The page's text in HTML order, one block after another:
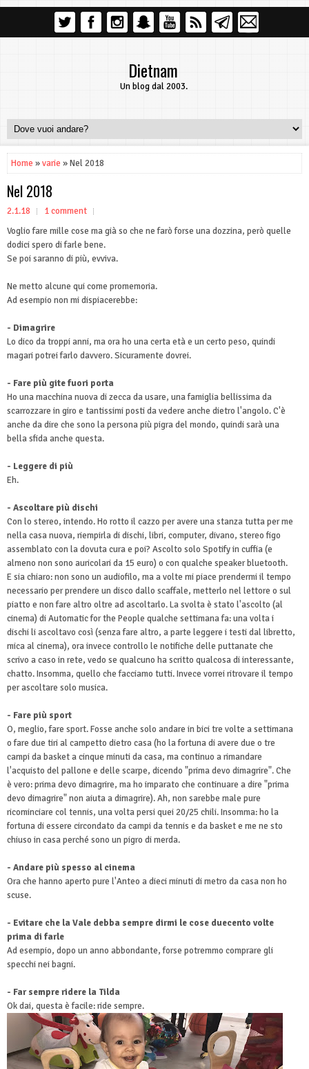
Dietnam
Un blog dal 2003.
Home »varie » Nel 2018
Nel 2018
2.1.18
1 comment
Voglio fare mille cose ma già so che ne farò forse una dozzina, però quelle
dodici spero di farle bene.
Se poi saranno di più, evviva.
Ne metto alcune qui come promemoria.
Ad esempio non mi dispiacerebbe:
- Dimagrire
Lo dico da troppi anni, ma ora ho una certa età e un certo peso, quindi
magari potrei farlo davvero. Sicuramente dovrei.
- Fare più gite fuori porta
Ho una macchina nuova di zecca da usare, una famiglia bellissima da
scarrozzare in giro e tantissimi posti da vedere anche dietro l'angolo. C'è
anche da dire che sono la persona più pigra del mondo, quindi sarà una
bella sfida anche questa.
- Leggere di più
Eh.
- Ascoltare più dischi
Con lo stereo, intendo. Ho rotto il cazzo per avere una stanza tutta per me
nella casa nuova, riempirla di dischi, libri, computer, divano, stereo figo
assemblato con la dovuta cura e poi? Ascolto solo Spotify in cuffia (e
almeno non sono auricolari da 15 euro) o con qualche speaker bluetooth.
E sia chiaro: non sono un audiofilo, ma a volte mi piace prendermi il tempo
necessario per prendere un disco dallo scaffale, metterlo nel lettore o sul
piatto e non fare altro oltre ad ascoltarlo. La svolta è stato l'ascolto (al
cinema) di Automatic for the People qualche settimana fa: una volta i
dischi li ascoltavo così (senza fare altro, a parte leggere i testi dal libretto,
mica al cinema), ora invece controllo le notifiche delle puttanate che
scrivo a caso in rete, vedo se qualcuno ha scritto qualcosa di interessante,
chatto. Insomma, quello che facciamo tutti. Invece vorrei ritrovare il tempo
per ascoltare solo musica.
- Fare più sport
O, meglio, fare sport. Fosse anche solo andare in bici tre volte a settimana
o fare due tiri al campetto dietro casa (ho la fortuna di avere due o tre
campi da basket a cinque minuti da casa, ma continuo a rimandare
l'acquisto del pallone e delle scarpe, dicendo "prima devo dimagrire". Che
è vero: prima devo dimagrire, ma ho imparato che continuare a dire "prima
devo dimagrire" non aiuta a dimagrire). Ah, non sarebbe male pure
ricominciare col tennis, una volta persi quei 20/25 chili. Insomma: ho la
fortuna di essere circondato da campi da tennis e da basket e me ne sto
chiuso in casa perché sono un pigro di merda.
- Andare più spesso al cinema
Ora che hanno aperto pure l'Anteo a dieci minuti di metro da casa non ho
scuse.
- Evitare che la Vale debba sempre dirmi le cose duecento volte
prima di farle
Ad esempio, dopo un anno abbondante, forse potremmo comprare gli
specchi nei bagni.
- Far sempre ridere la Tilda
Ok dai, questa è facile: ride sempre.